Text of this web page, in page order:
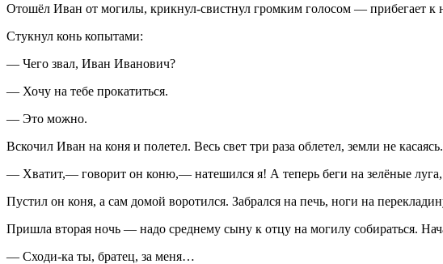
Отошёл Иван от могилы, крикнул-свистнул громким голосом — прибегает к
Стукнул конь копытами:
— Чего звал, Иван Иванович?
— Хочу на тебе прокатиться.
— Это можно.
Вскочил Иван на коня и полетел. Весь свет три раза облетел, земли не
— Хватит,— говорит он коню,— натешился я! А теперь беги на зелёные
Пустил он коня, а сам домой воротился. Забрался на печь, ноги на
Пришла вторая ночь — надо среднему сыну к отцу на могилу собираться.
— Сходи-ка ты, братец, за меня…